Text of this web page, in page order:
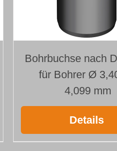
Bohrbuchse nach
für Bohrer Ø
4,099 mm
Details